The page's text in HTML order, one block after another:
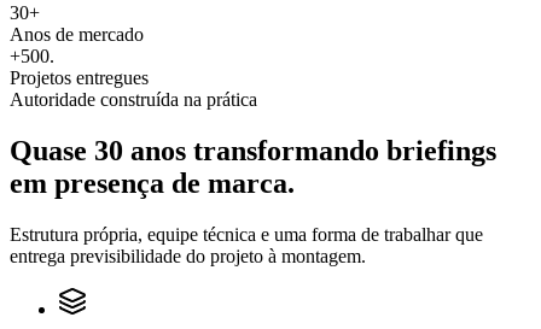
30+
Anos de mercado
+500.
Projetos entregues
Autoridade construída na prática
Quase 30 anos transformando briefings
em presença de marca.
Estrutura própria, equipe técnica e uma forma de trabalhar que
entrega previsibilidade do projeto à montagem.